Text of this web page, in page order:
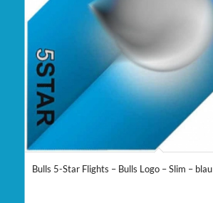
Bulls 5-Star Flights – Bulls Logo – Slim – blau